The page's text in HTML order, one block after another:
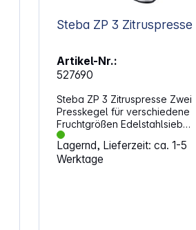
Colour-Sense-Technologie
Traditioneller Modus Gespeicherte
sichere Entnahme der
Lange und breite Toastschlitze
Brötchenaufsatz Krümelschublade 1
Im Vergleich zur herkömmlichen
Toasting-Technologie
Steba ZP 3 Zitruspresse
Artikel-Nr.:
527690
Steba ZP 3 Zitruspresse Zwei
Presskegel für verschiedene
Fruchtgrößen Edelstahlsieb
Lagernd, Lieferzeit: ca. 1-5
Werktage